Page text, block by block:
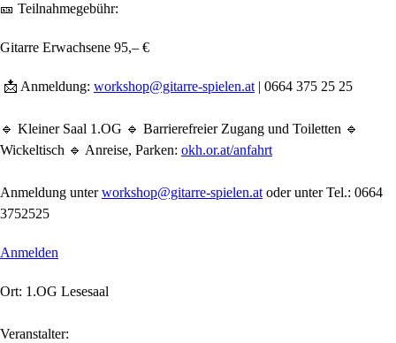
🎫 Teilnahmegebühr:
Gitarre Erwachsene 95,– €
📩 Anmeldung: workshop@gitarre-spielen.at | 0664 375 25 25
🔹 Kleiner Saal 1.OG 🔹 Barrierefreier Zugang und Toiletten 🔹
Wickeltisch 🔹 Anreise, Parken: okh.or.at/anfahrt
Anmeldung unterworkshop@gitarre-spielen.at oder unter Tel.: 0664
3752525
Anmelden
Ort: 1.OG Lesesaal
Veranstalter: